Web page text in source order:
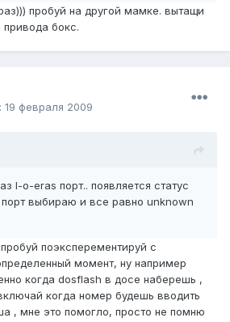
пробуй на другой мамке. вытащи
бокс.
19 февраля 2009
l-o-eras порт.. появляется статус
выбираю и все равно unknown
поэксперементируй с
момент, ну например
когда dosflash в досе наберешь ,
когда номер будешь вводить
, мне это помогло, просто не помню